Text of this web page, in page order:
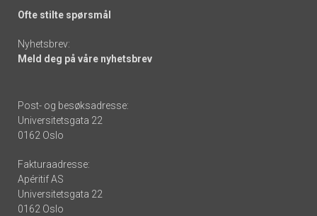
Ofte stilte spørsmål
Nyhetsbrev:
Meld deg på våre nyhetsbrev
Post- og besøksadresse:
Universitetsgata 22
0162 Oslo
Fakturaadresse:
Apéritif AS
Universitetsgata 22
0162 Oslo